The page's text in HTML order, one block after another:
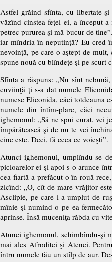
Astfel grăind sfînta, cu libertate
văzînd cinstea feţei ei, a început
petrec pururea şi mă bucur de
iar mîndria în neputinţă? Eu cred
nevoinţă, pe care o aştept de
spune nouă cu blîndeţe şi pe scurt
Sfînta a răspuns: „Nu sînt
cuviinţă ţi s-a dat numele
numesc Eliconida, căci totdeauna
numele din întîm-plare, căci
ighemonul: „Să ne spui curat, vei
împărătească şi de nu te vei
cine este. Deci, fă ceea ce voieşti”.
Atunci ighemonul, umplîndu-se
picioarelor ei şi apoi s-o arunce
cea fiartă a prefăcut-o în rouă
zicînd: „O, cît de mare vrăjitor
Asclipie, pe care i-a umplut de
mînie şi numind-o pe ea
aprinse. Însă muceniţa răbda cu
Atunci ighemonul, schimbîndu-şi
mai ales Afroditei şi Atenei.
întru numele tău un stîlp de aur.